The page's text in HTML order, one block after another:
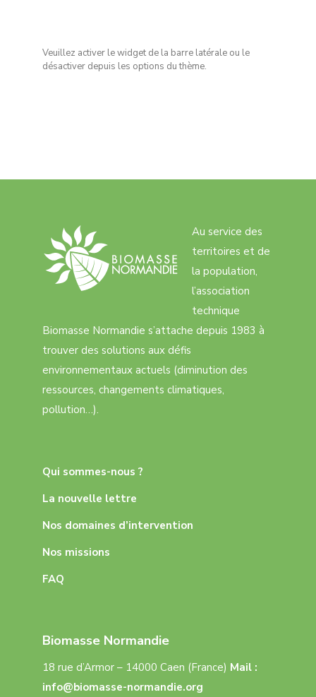
Veuillez activer le widget de la barre latérale ou le
désactiver depuis les options du thème.
Au service des
territoires et de
la population,
l’association
technique
Biomasse Normandie s’attache depuis 1983 à
trouver des solutions aux défis
environnementaux actuels (diminution des
ressources, changements climatiques,
pollution…).
Qui sommes-nous ?
La nouvelle lettre
Nos domaines d’intervention
Nos missions
FAQ
Biomasse Normandie
18 rue d’Armor – 14000 Caen (France) Mail :
info@biomasse-normandie.org